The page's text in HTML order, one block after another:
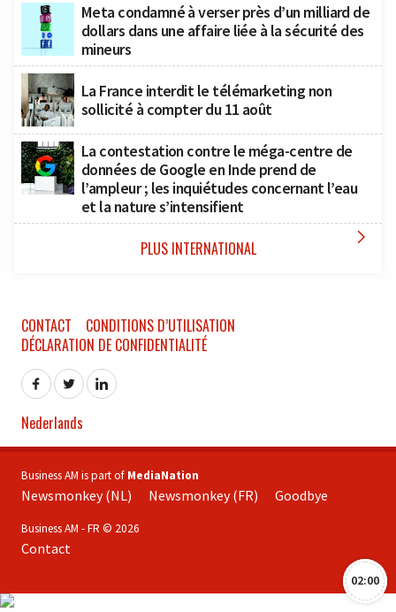
Meta condamné à verser près d’un milliard de
dollars dans une affaire liée à la sécurité des
mineurs
La France interdit le télémarketing non
sollicité à compter du 11 août
La contestation contre le méga-centre de
données de Google en Inde prend de
l’ampleur ; les inquiétudes concernant l’eau
et la nature s’intensifient
PLUS INTERNATIONAL 
02:00
CONTACT
CONDITIONS D’UTILISATION
DÉCLARATION DE CONFIDENTIALITÉ
Nederlands
Business AM is part of MediaNation
Newsmonkey (NL) Newsmonkey (FR) Goodbye
Business AM - FR © 2026
Contact